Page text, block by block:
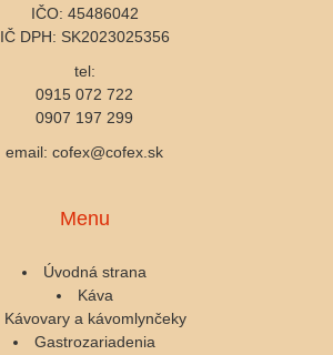
IČO: 45486042
IČ DPH: SK2023025356
tel:
0915 072 722
0907 197 299
email: cofex@cofex.sk
Menu
Úvodná strana
Káva
Kávovary a kávomlynčeky
Gastrozariadenia